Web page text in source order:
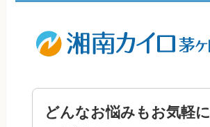
どんなお悩みもお気軽に